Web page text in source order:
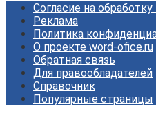
Согласие на
Реклама
Политика
О проекте word-ofice.ru
Обратная связь
Для правообладателей
Справочник
Популярные страницы